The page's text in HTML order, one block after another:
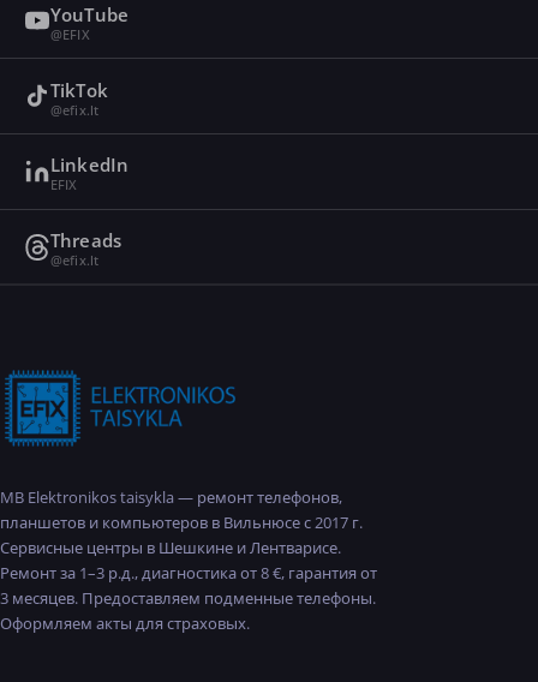
YouTube
@EFIX
TikTok
@efix.lt
LinkedIn
EFIX
Threads
@efix.lt
MB Elektronikos taisykla — ремонт телефонов,
планшетов и компьютеров в Вильнюсе с 2017 г.
Сервисные центры в Шешкине и Лентварисе.
Ремонт за 1–3 р.д., диагностика от 8 €, гарантия от
3 месяцев. Предоставляем подменные телефоны.
Оформляем акты для страховых.